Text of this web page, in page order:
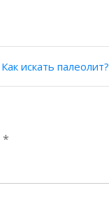
Как искать палеолит?
*